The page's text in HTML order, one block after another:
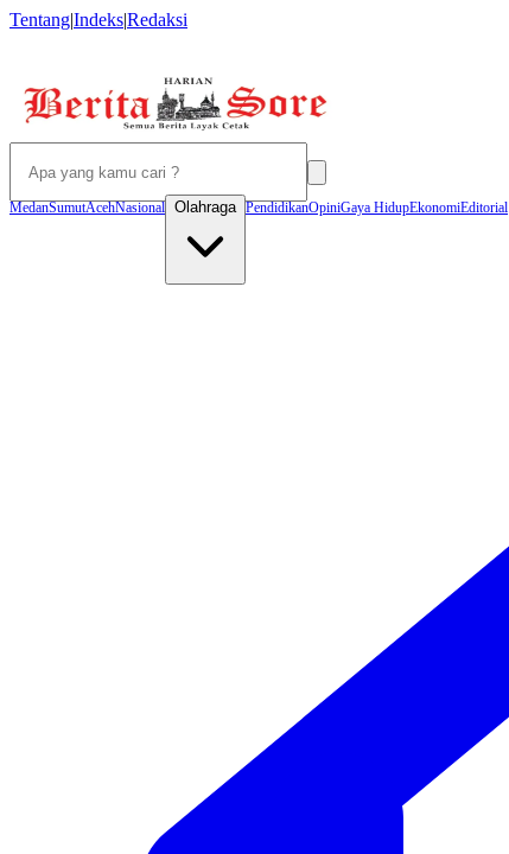
Tentang|Indeks|Redaksi
MedanSumutAcehNasional Olahraga PendidikanOpiniGaya HidupEkonomiEditorial